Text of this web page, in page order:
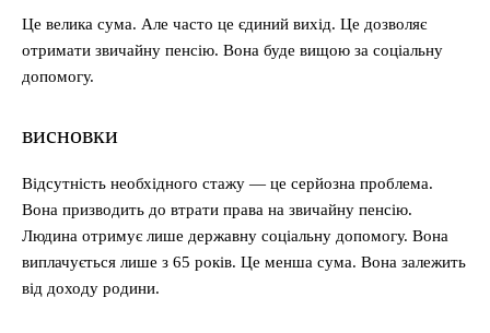
Це велика сума. Але часто це єдиний вихід. Це дозволяє
отримати звичайну пенсію. Вона буде вищою за соціальну
допомогу.
висновки
Відсутність необхідного стажу — це серйозна проблема.
Вона призводить до втрати права на звичайну пенсію.
Людина отримує лише державну соціальну допомогу. Вона
виплачується лише з 65 років. Це менша сума. Вона залежить
від доходу родини.